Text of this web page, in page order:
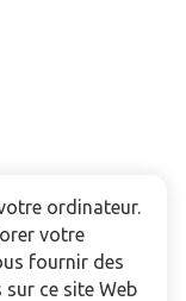
ordinateur.
votre
fournir des
ce site Web